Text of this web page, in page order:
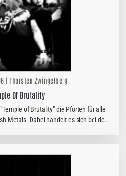
| Thorsten Zwingelberg
Of Brutality
of Brutality" die Pforten für alle
Metals. Dabei handelt es sich bei den